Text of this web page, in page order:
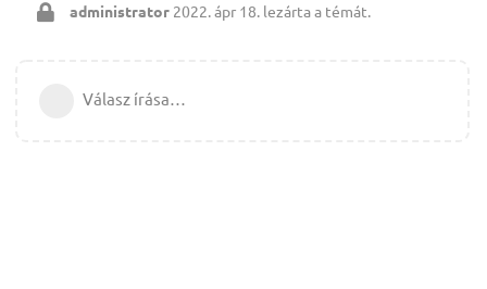
administrator 2022. ápr 18. lezárta a témát.
Válasz írása…